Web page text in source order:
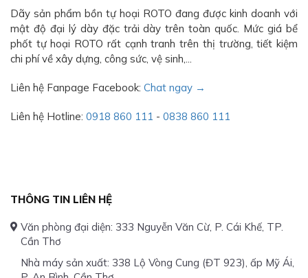
Dãy sản phẩm bồn tự hoại ROTO đang được kinh doanh với
mật độ đại lý dày đặc trải dày trên toàn quốc. Mức giá bể
phốt tự hoại ROTO rất cạnh tranh trên thị trường, tiết kiệm
chi phí về xây dựng, công sức, vệ sinh,...
Liên hệ Fanpage Facebook: Chat ngay →
Liên hệ Hotline: 0918 860 111 - 0838 860 111
THÔNG TIN LIÊN HỆ
Văn phòng đại diện: 333 Nguyễn Văn Cừ, P. Cái Khế, TP.
Cần Thơ
Nhà máy sản xuất: 338 Lộ Vòng Cung (ĐT 923), ấp Mỹ Ái,